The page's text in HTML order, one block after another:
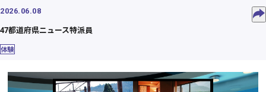
2026.06.08
47都道府県ニュース特派員
体験